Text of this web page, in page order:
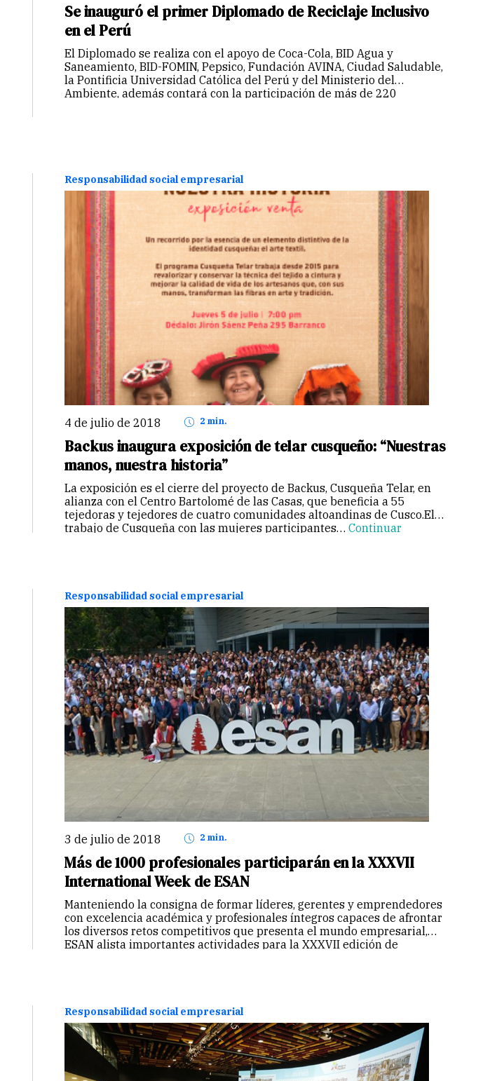
Se inauguró el primer Diplomado de Reciclaje Inclusivo
en el Perú
El Diplomado se realiza con el apoyo de Coca-Cola, BID Agua y
Saneamiento, BID-FOMIN, Pepsico, Fundación AVINA, Ciudad Saludable,
la Pontificia Universidad Católica del Perú y del Ministerio del
Ambiente, además contará con la participación de más de 220
Responsabilidad social empresarial
4 de julio de 2018 2 min.
Backus inaugura exposición de telar cusqueño: “Nuestras
manos, nuestra historia”
La exposición es el cierre del proyecto de Backus, Cusqueña Telar, en
alianza con el Centro Bartolomé de las Casas, que beneficia a 55
tejedoras y tejedores de cuatro comunidades altoandinas de Cusco.El
trabajo de Cusqueña con las mujeres participantes… Continuar
Responsabilidad social empresarial
3 de julio de 2018 2 min.
Más de 1000 profesionales participarán en la XXXVII
International Week de ESAN
Manteniendo la consigna de formar líderes, gerentes y emprendedores
con excelencia académica y profesionales íntegros capaces de afrontar
los diversos retos competitivos que presenta el mundo empresarial,
ESAN alista importantes actividades para la XXXVII edición de
Responsabilidad social empresarial